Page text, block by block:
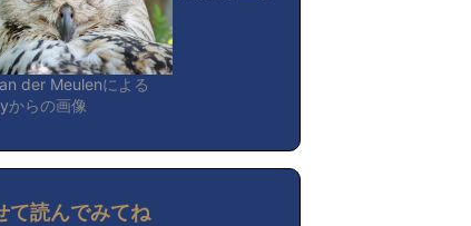
der Meulenによる
からの画像
て読んでみてね